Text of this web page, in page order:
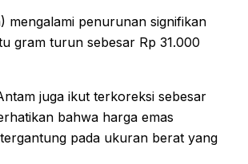
mengalami penurunan signifikan
gram turun sebesar Rp 31.000
juga ikut terkoreksi sebesar
bahwa harga emas
pada ukuran berat yang